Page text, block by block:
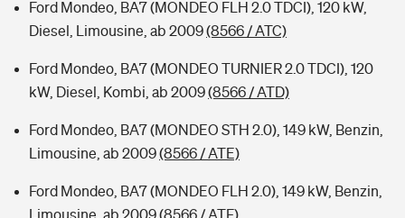
Ford Mondeo, BA7 (MONDEO FLH 2.0 TDCI), 120 kW,
Diesel, Limousine, ab 2009(8566 / ATC)
Ford Mondeo, BA7 (MONDEO TURNIER 2.0 TDCI), 120
kW, Diesel, Kombi, ab 2009(8566 / ATD)
Ford Mondeo, BA7 (MONDEO STH 2.0), 149 kW, Benzin,
Limousine, ab 2009(8566 / ATE)
Ford Mondeo, BA7 (MONDEO FLH 2.0), 149 kW, Benzin,
Limousine, ab 2009(8566 / ATF)